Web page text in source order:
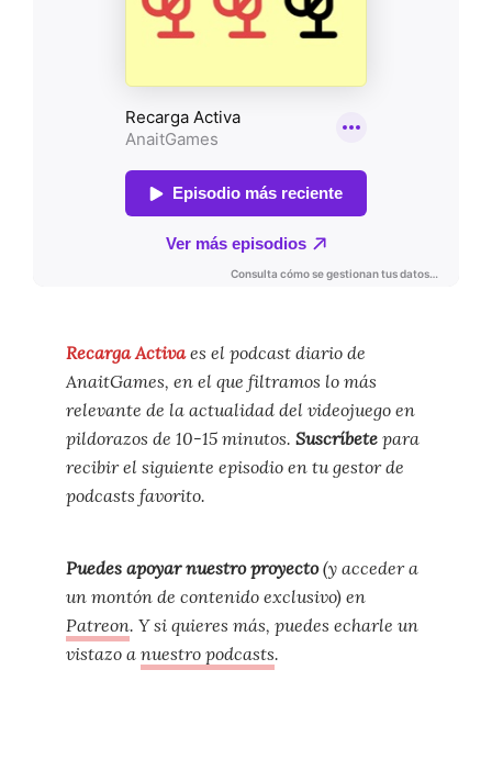
Recarga Activaes el podcast diario de
AnaitGames, en el que filtramos lo más
relevante de la actualidad del videojuego en
pildorazos de 10-15 minutos. Suscríbetepara
recibir el siguiente episodio en tu gestor de
podcasts favorito.
Puedes apoyar nuestro proyecto(y acceder a
un montón de contenido exclusivo) en
Patreon. Y si quieres más, puedes echarle un
vistazo anuestro podcasts.